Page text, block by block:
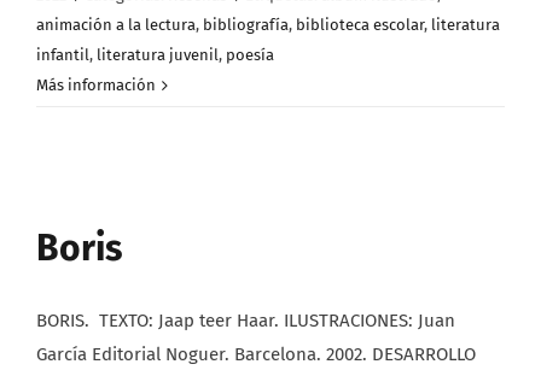
animación a la lectura, bibliografía, biblioteca escolar, literatura
infantil, literatura juvenil, poesía
Más información
Boris
BORIS. TEXTO: Jaap teer Haar. ILUSTRACIONES: Juan
García Editorial Noguer. Barcelona. 2002. DESARROLLO